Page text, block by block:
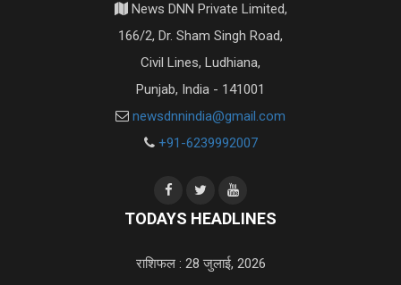
News DNN Private Limited,
166/2, Dr. Sham Singh Road,
Civil Lines, Ludhiana,
Punjab, India - 141001
newsdnnindia@gmail.com
+91-6239992007
TODAYS HEADLINES
राशिफल : 28 जुलाई, 2026